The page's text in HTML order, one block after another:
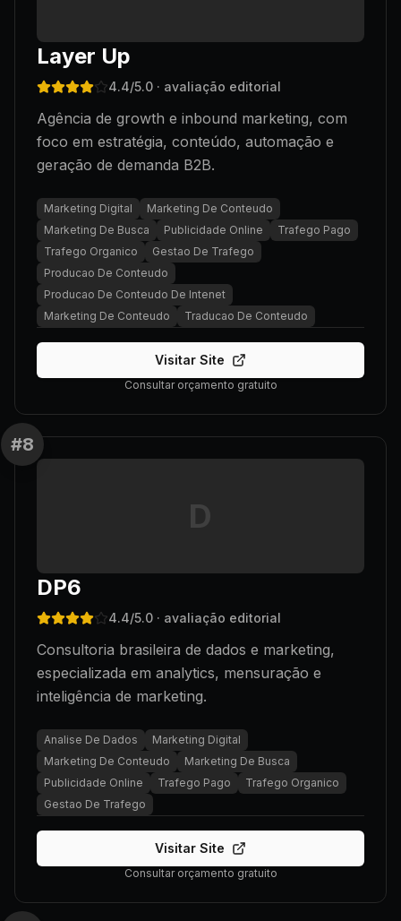
Layer Up
4.4/5.0 · avaliação editorial
Agência de growth e inbound marketing, com
foco em estratégia, conteúdo, automação e
geração de demanda B2B.
Marketing Digital
Marketing De Conteudo
Marketing De Busca
Publicidade Online
Trafego Pago
Trafego Organico
Gestao De Trafego
Producao De Conteudo
Producao De Conteudo De Intenet
Marketing De Conteudo
Traducao De Conteudo
Visitar Site
Consultar orçamento gratuito
#8
D
DP6
4.4/5.0 · avaliação editorial
Consultoria brasileira de dados e marketing,
especializada em analytics, mensuração e
inteligência de marketing.
Analise De Dados
Marketing Digital
Marketing De Conteudo
Marketing De Busca
Publicidade Online
Trafego Pago
Trafego Organico
Gestao De Trafego
Visitar Site
Consultar orçamento gratuito